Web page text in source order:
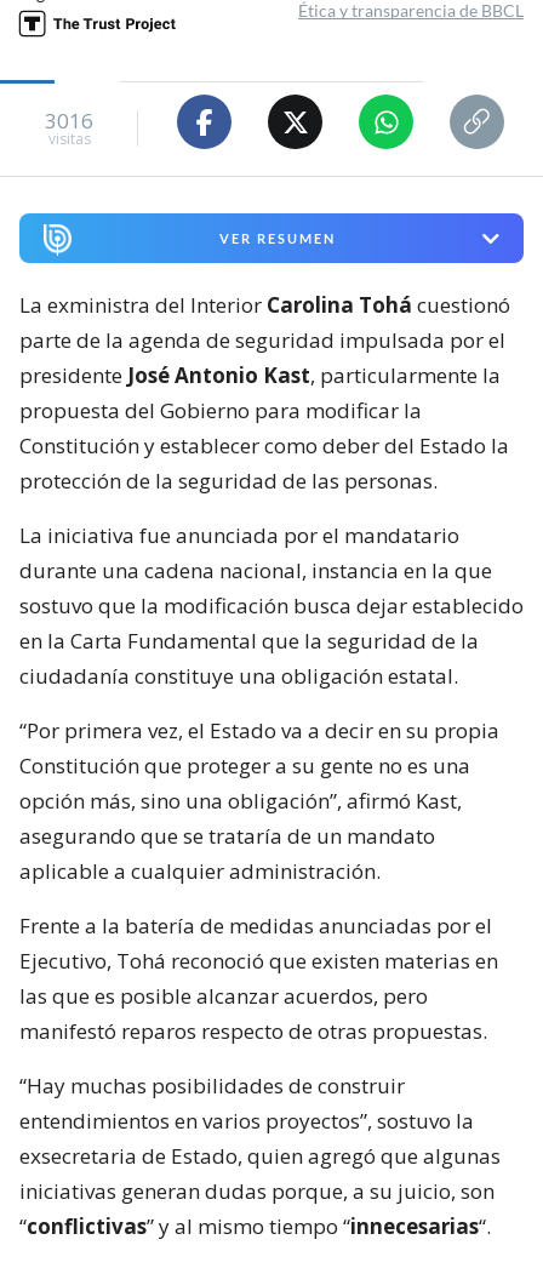
Ética y transparencia de BBCL
3016
visitas
VER RESUMEN
La exministra del Interior Carolina Tohá cuestionó
parte de la agenda de seguridad impulsada por el
presidente José Antonio Kast, particularmente la
propuesta del Gobierno para modificar la
Constitución y establecer como deber del Estado la
protección de la seguridad de las personas.
La iniciativa fue anunciada por el mandatario
durante una cadena nacional, instancia en la que
sostuvo que la modificación busca dejar establecido
en la Carta Fundamental que la seguridad de la
ciudadanía constituye una obligación estatal.
“Por primera vez, el Estado va a decir en su propia
Constitución que proteger a su gente no es una
opción más, sino una obligación”, afirmó Kast,
asegurando que se trataría de un mandato
aplicable a cualquier administración.
Frente a la batería de medidas anunciadas por el
Ejecutivo, Tohá reconoció que existen materias en
las que es posible alcanzar acuerdos, pero
manifestó reparos respecto de otras propuestas.
“Hay muchas posibilidades de construir
entendimientos en varios proyectos”, sostuvo la
exsecretaria de Estado, quien agregó que algunas
iniciativas generan dudas porque, a su juicio, son
“conflictivas” y al mismo tiempo “innecesarias“.